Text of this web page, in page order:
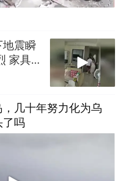
震瞬
家具
几十年努力化为乌
吗